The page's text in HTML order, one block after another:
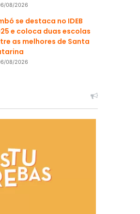
08/2026
se destaca no IDEB
e coloca duas escolas
as melhores de Santa
08/2026